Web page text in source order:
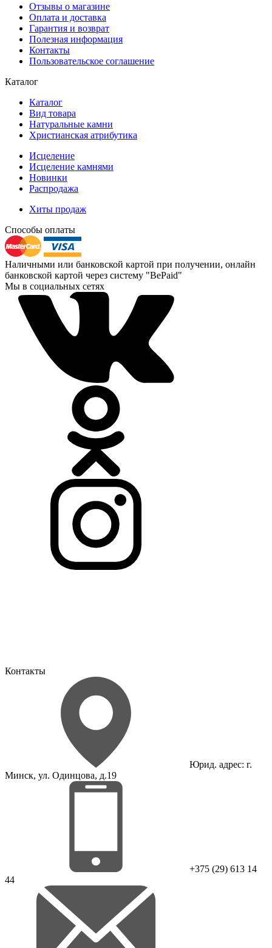
Отзывы о магазине
Оплата и доставка
Гарантия и возврат
Полезная информация
Контакты
Пользовательское соглашение
Каталог
Каталог
Вид товара
Натуральные камни
Христианская атрибутика
Исцеление
Исцеление камнями
Новинки
Распродажа
Хиты продаж
Способы оплаты
Наличными или банковской картой при получении, онлайн
банковской картой через систему "BePaid"
Мы в социальных сетях
Контакты
Юрид. адрес: г.
Минск, ул. Одинцова, д.19
+375 (29) 613 14
44